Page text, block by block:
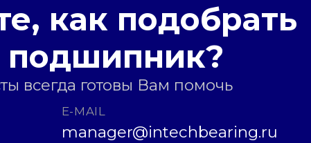
как подобрать
всегда готовы Вам помочь
E-MAIL
manager@intechbearing.ru